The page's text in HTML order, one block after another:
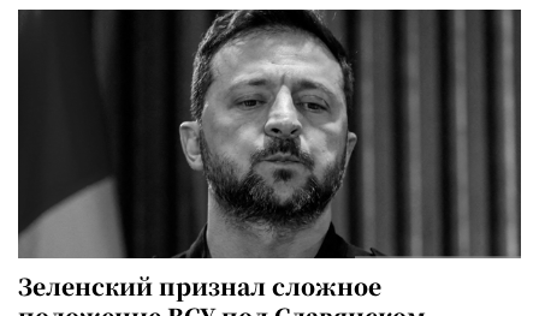
Зеленский признал сложное